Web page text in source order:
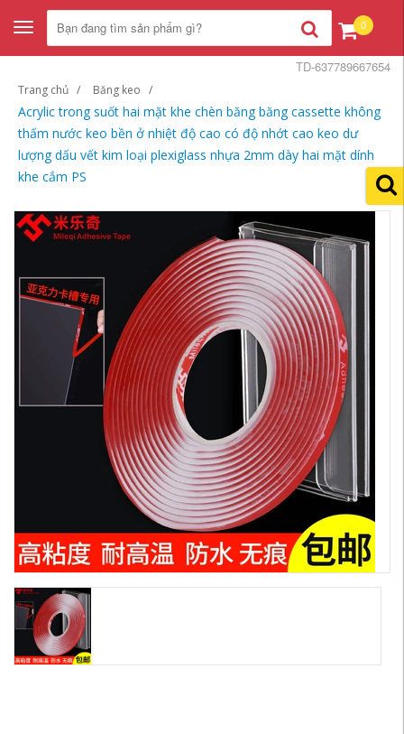
Toggle
navigation
0
Trang chủ Băng keo
Acrylic trong suốt hai mặt khe chèn băng băng cassette không
thấm nước keo bền ở nhiệt độ cao có độ nhớt cao keo dư
lượng dấu vết kim loại plexiglass nhựa 2mm dày hai mặt dính
khe cắm PS
TD-637789667654